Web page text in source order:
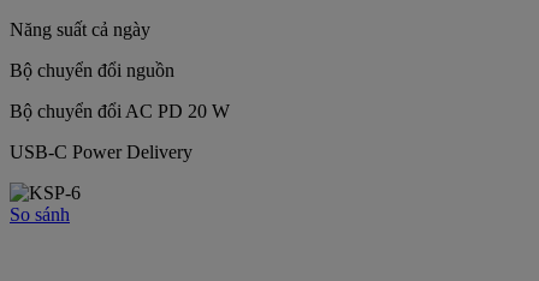
Năng suất cả ngày
Bộ chuyển đổi nguồn
Bộ chuyển đổi AC PD 20 W
USB-C Power Delivery
So sánh